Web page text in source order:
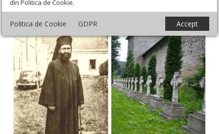
din Politica de Cookie.
Politica de Cookie GDPR Accept
mărturisitor între temniță și Altar